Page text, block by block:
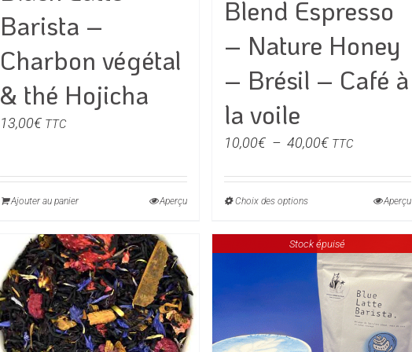
Barista –
Charbon végétal
& thé Hojicha
13,00€ TTC
Ajouter au panier Aperçu
Blend Espresso
– Nature Honey
– Brésil – Café à
la voile
10,00€ – 40,00€Plage
prix :
40,00€
TTC
Choix des optionsCe
a
plusieurs
variations.
Les
options
Aperçu
Stock épuisé